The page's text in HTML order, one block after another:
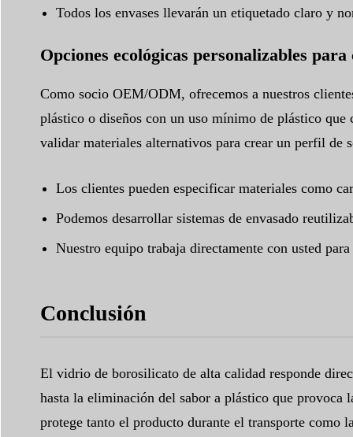
Todos los envases llevarán un etiquetado claro y
Opciones ecológicas personalizables
Como socio OEM/ODM, ofrecemos a nuestros
plástico o diseños con un uso mínimo de plástico
validar materiales alternativos para crear un perfil de
Los clientes pueden especificar materiales como
Podemos desarrollar sistemas de envasado
Nuestro equipo trabaja directamente con usted
Conclusión
El vidrio de borosilicato de alta calidad responde
hasta la eliminación del sabor a plástico que provoca
protege tanto el producto durante el transporte como